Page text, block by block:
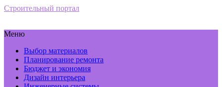
Строительный портал
Меню
Выбор материалов
Планирование ремонта
Бюджет и экономия
Дизайн интерьера